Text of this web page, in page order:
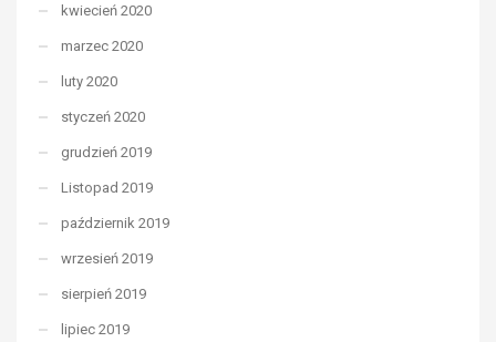
kwiecień 2020
marzec 2020
luty 2020
styczeń 2020
grudzień 2019
Listopad 2019
październik 2019
wrzesień 2019
sierpień 2019
lipiec 2019